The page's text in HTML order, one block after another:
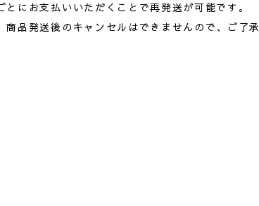
とにお支払いいただくことで再発送が可能です。
商品発送後のキャンセルはできませんので、ご了承